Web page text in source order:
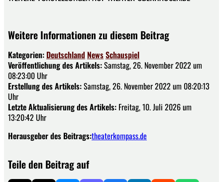
Weitere Informationen zu diesem Beitrag
Kategorien: Deutschland NewsSchauspiel
Veröffentlichung des Artikels:Samstag, 26. November 2022 um
08:23:00 Uhr
Erstellung des Artikels:Samstag, 26. November 2022 um 08:20:13
Uhr
Letzte Aktualisierung des Artikels: Freitag, 10. Juli 2026 um
13:20:42 Uhr
Herausgeber des Beitrags:theaterkompass.de
Teile den Beitrag auf